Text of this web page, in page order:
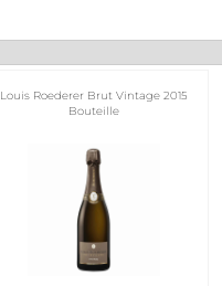
Louis Roederer Brut Vintage 2015
Bouteille